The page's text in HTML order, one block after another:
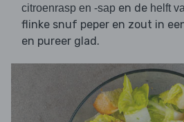
citroenrasp en -sap en de helft
flinke snuf peper en zout in
en pureer glad.